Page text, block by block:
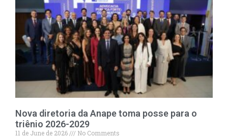
Nova diretoria da Anape toma posse para o
triênio 2026-2029
11 de June de 2026
No Comments